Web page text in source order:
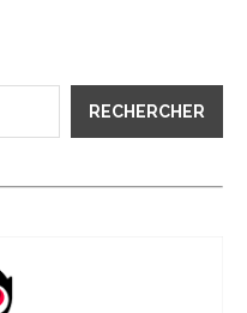
RECHERCHER